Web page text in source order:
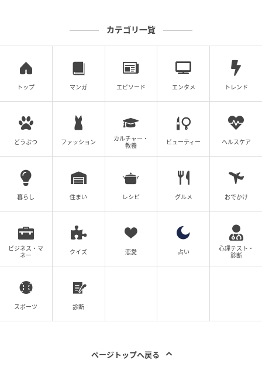
ウーマンエキサイト
ウーマンエキサイト
カテゴリ一覧
トップ マンガ エピソード エンタメ トレンド
どうぶつ ファッション
カルチャー・
教養
ビューティー ヘルスケア
暮らし 住まい レシピ グルメ おでかけ
ビジネス・マ
ネー
クイズ 恋愛 占い
心理テスト・
診断
スポーツ 診断
ページトップへ戻る